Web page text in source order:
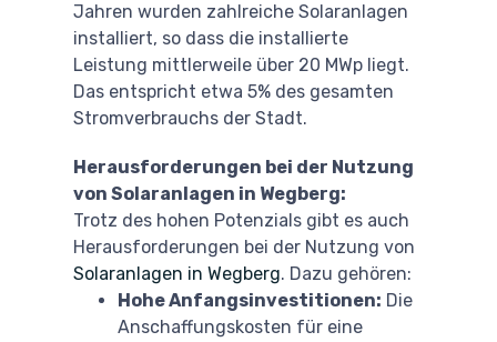
Jahren wurden zahlreiche Solaranlagen
installiert, so dass die installierte
Leistung mittlerweile über 20 MWp liegt.
Das entspricht etwa 5% des gesamten
Stromverbrauchs der Stadt.
Herausforderungen bei der Nutzung
von Solaranlagen in Wegberg:
Trotz des hohen Potenzials gibt es auch
Herausforderungen bei der Nutzung von
Solaranlagen in Wegberg. Dazu gehören:
Hohe Anfangsinvestitionen: Die
Anschaffungskosten für eine